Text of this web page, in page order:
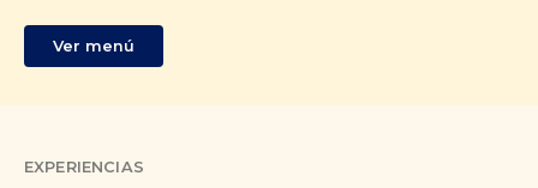
Ver menú
EXPERIENCIAS